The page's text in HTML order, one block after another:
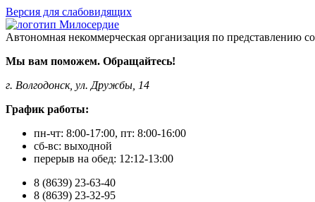
Версия для слабовидящих
Автономная некоммерческая организация по представлению
Мы вам поможем. Обращайтесь!
г. Волгодонск, ул. Дружбы, 14
График работы:
пн-чт: 8:00-17:00, пт: 8:00-16:00
сб-вс: выходной
перерыв на обед: 12:12-13:00
8 (8639) 23-63-40
8 (8639) 23-32-95